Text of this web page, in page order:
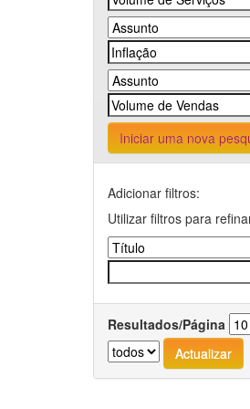
Iniciar uma nova
Adicionar filtros:
Utilizar filtros para
Resultados/Página